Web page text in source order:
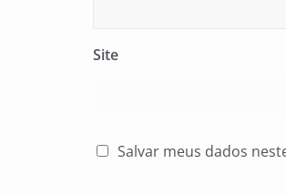
Site
Salvar meus dados